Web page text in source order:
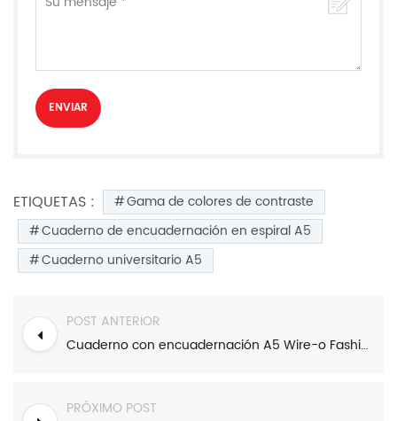
ETIQUETAS :
Gama de colores de contraste
Cuaderno de encuadernación en espiral A5
Cuaderno universitario A5
POST ANTERIOR
Cuaderno con encuadernación A5 Wire-o Fashion Winter Range
PRÓXIMO POST